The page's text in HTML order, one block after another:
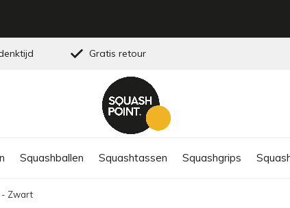
Squashballen Squashtassen Squashgrips
Gratis retour
- Zwart